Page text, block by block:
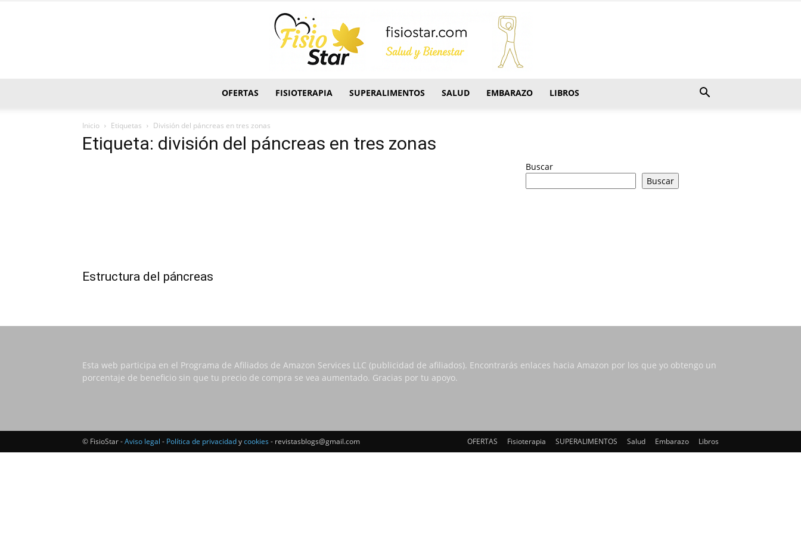
OFERTAS FISIOTERAPIA SUPERALIMENTOS SALUD EMBARAZO LIBROS
Inicio Etiquetas División del páncreas en tres zonas
Etiqueta: división del páncreas en tres zonas
Estructura del páncreas
Buscar
Buscar
Esta web participa en el Programa de Afiliados de Amazon Services LLC (publicidad de afiliados). Encontrarás enlaces hacia Amazon por los que yo obtengo un
porcentaje de beneficio sin que tu precio de compra se vea aumentado. Gracias por tu apoyo.
OFERTAS Fisioterapia SUPERALIMENTOS Salud Embarazo Libros
© FisioStar -Aviso legal - Política de privacidadycookies - revistasblogs@gmail.com